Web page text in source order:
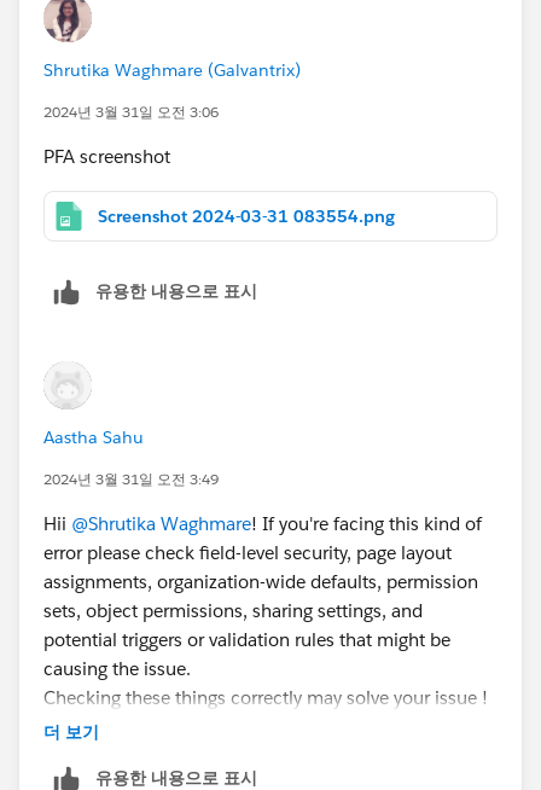
Shrutika Waghmare (Galvantrix)
2024년 3월 31일 오전 3:06
PFA screenshot
Screenshot 2024-03-31 083554.png
유용한 내용으로 표시
Aastha Sahu
2024년 3월 31일 오전 3:49
Hii @Shrutika Waghmare! If you're facing this kind of
error please check field-level security, page layout
assignments, organization-wide defaults, permission
sets, object permissions, sharing settings, and
potential triggers or validation rules that might be
causing the issue.
Checking these things correctly may solve your issue !
I hope it helps!
더 보기
유용한 내용으로 표시